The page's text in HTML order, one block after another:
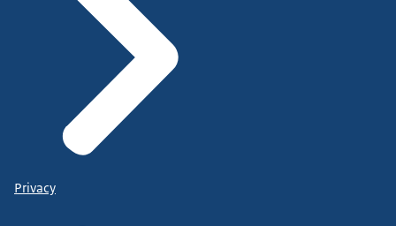
Privacy